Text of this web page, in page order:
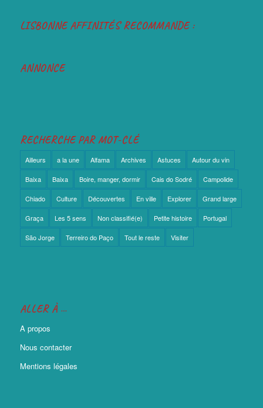
LISBONNE AFFINITÉS RECOMMANDE :
ANNONCE
RECHERCHE PAR MOT-CLÉ
Ailleurs a la une Alfama Archives Astuces Autour du vin
Baixa Baixa Boire, manger, dormir Cais do Sodré Campolide
Chiado Culture Découvertes En ville Explorer Grand large
Graça Les 5 sens Non classifié(e) Petite histoire Portugal
São Jorge Terreiro do Paço Tout le reste Visiter
ALLER À …
A propos
Nous contacter
Mentions légales